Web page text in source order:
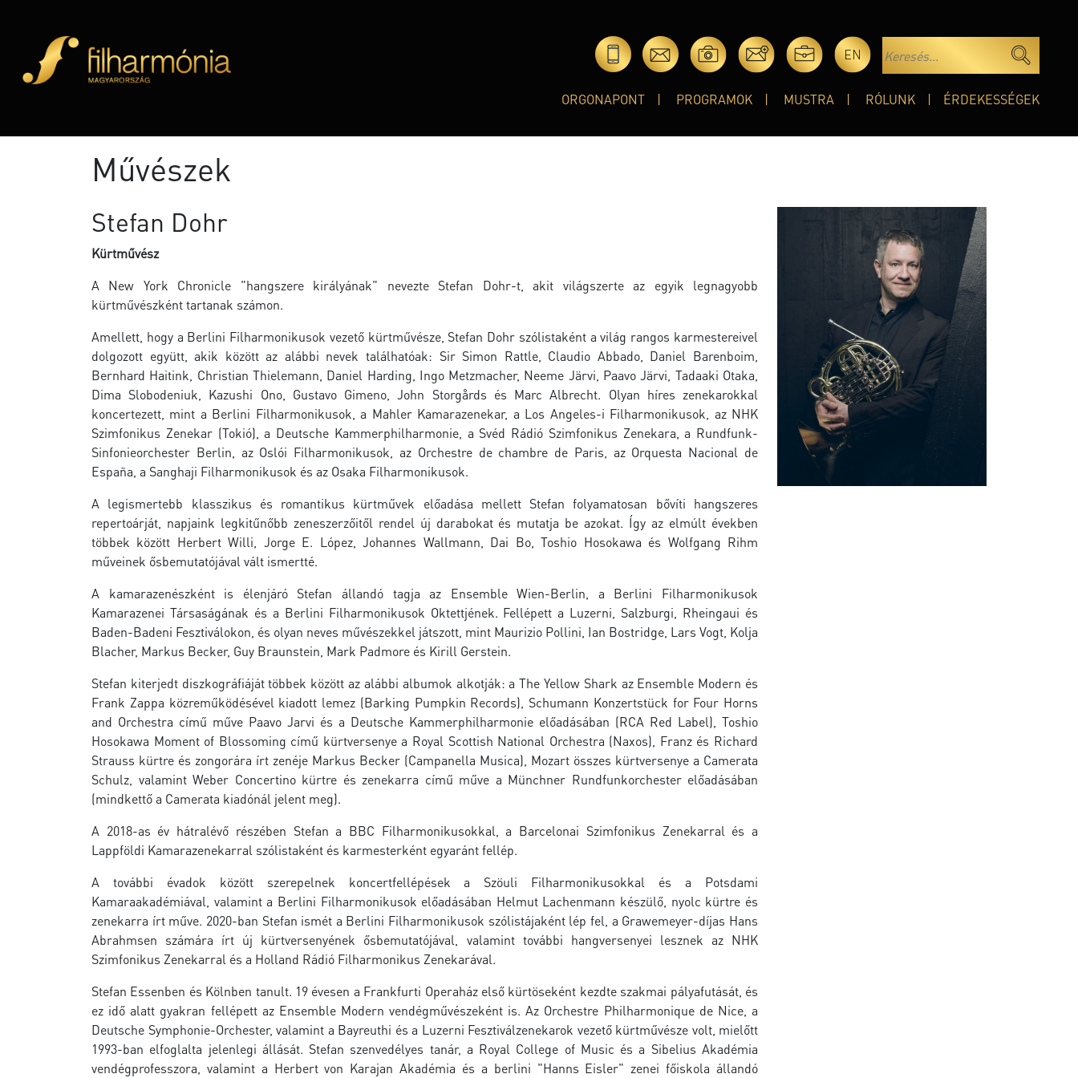
EN
ORGONAPONT PROGRAMOK MUSTRA RÓLUNK ÉRDEKESSÉGEK
Művészek
Stefan Dohr
Kürtművész
A New York Chronicle "hangszere királyának" nevezte Stefan Dohr-t, akit világszerte az egyik legnagyobb
kürtművészként tartanak számon.
Amellett, hogy a Berlini Filharmonikusok vezető kürtművésze, Stefan Dohr szólistaként a világ rangos karmestereivel
dolgozott együtt, akik között az alábbi nevek találhatóak: Sir Simon Rattle, Claudio Abbado, Daniel Barenboim,
Bernhard Haitink, Christian Thielemann, Daniel Harding, Ingo Metzmacher, Neeme Järvi, Paavo Järvi, Tadaaki Otaka,
Dima Slobodeniuk, Kazushi Ono, Gustavo Gimeno, John Storgårds és Marc Albrecht. Olyan híres zenekarokkal
koncertezett, mint a Berlini Filharmonikusok, a Mahler Kamarazenekar, a Los Angeles-i Filharmonikusok, az NHK
Szimfonikus Zenekar (Tokió), a Deutsche Kammerphilharmonie, a Svéd Rádió Szimfonikus Zenekara, a Rundfunk-
Sinfonieorchester Berlin, az Oslói Filharmonikusok, az Orchestre de chambre de Paris, az Orquesta Nacional de
España, a Sanghaji Filharmonikusok és az Osaka Filharmonikusok.
A legismertebb klasszikus és romantikus kürtművek előadása mellett Stefan folyamatosan bővíti hangszeres
repertoárját, napjaink legkitűnőbb zeneszerzőitől rendel új darabokat és mutatja be azokat. Így az elmúlt években
többek között Herbert Willi, Jorge E. López, Johannes Wallmann, Dai Bo, Toshio Hosokawa és Wolfgang Rihm
műveinek ősbemutatójával vált ismertté.
A kamarazenészként is élenjáró Stefan állandó tagja az Ensemble Wien-Berlin, a Berlini Filharmonikusok
Kamarazenei Társaságának és a Berlini Filharmonikusok Oktettjének. Fellépett a Luzerni, Salzburgi, Rheingaui és
Baden-Badeni Fesztiválokon, és olyan neves művészekkel játszott, mint Maurizio Pollini, Ian Bostridge, Lars Vogt, Kolja
Blacher, Markus Becker, Guy Braunstein, Mark Padmore és Kirill Gerstein.
Stefan kiterjedt diszkográfiáját többek között az alábbi albumok alkotják: a The Yellow Shark az Ensemble Modern és
Frank Zappa közreműködésével kiadott lemez (Barking Pumpkin Records), Schumann Konzertstück for Four Horns
and Orchestra című műve Paavo Jarvi és a Deutsche Kammerphilharmonie előadásában (RCA Red Label), Toshio
Hosokawa Moment of Blossoming című kürtversenye a Royal Scottish National Orchestra (Naxos), Franz és Richard
Strauss kürtre és zongorára írt zenéje Markus Becker (Campanella Musica), Mozart összes kürtversenye a Camerata
Schulz, valamint Weber Concertino kürtre és zenekarra című műve a Münchner Rundfunkorchester előadásában
(mindkettő a Camerata kiadónál jelent meg).
A 2018-as év hátralévő részében Stefan a BBC Filharmonikusokkal, a Barcelonai Szimfonikus Zenekarral és a
Lappföldi Kamarazenekarral szólistaként és karmesterként egyaránt fellép.
A további évadok között szerepelnek koncertfellépések a Szöuli Filharmonikusokkal és a Potsdami
Kamaraakadémiával, valamint a Berlini Filharmonikusok előadásában Helmut Lachenmann készülő, nyolc kürtre és
zenekarra írt műve. 2020-ban Stefan ismét a Berlini Filharmonikusok szólistájaként lép fel, a Grawemeyer-díjas Hans
Abrahmsen számára írt új kürtversenyének ősbemutatójával, valamint további hangversenyei lesznek az NHK
Szimfonikus Zenekarral és a Holland Rádió Filharmonikus Zenekarával.
Stefan Essenben és Kölnben tanult. 19 évesen a Frankfurti Operaház első kürtöseként kezdte szakmai pályafutását, és
ez idő alatt gyakran fellépett az Ensemble Modern vendégművészeként is. Az Orchestre Philharmonique de Nice, a
Deutsche Symphonie-Orchester, valamint a Bayreuthi és a Luzerni Fesztiválzenekarok vezető kürtművésze volt, mielőtt
1993-ban elfoglalta jelenlegi állását. Stefan szenvedélyes tanár, a Royal College of Music és a Sibelius Akadémia
vendégprofesszora, valamint a Herbert von Karajan Akadémia és a berlini "Hanns Eisler" zenei főiskola állandó